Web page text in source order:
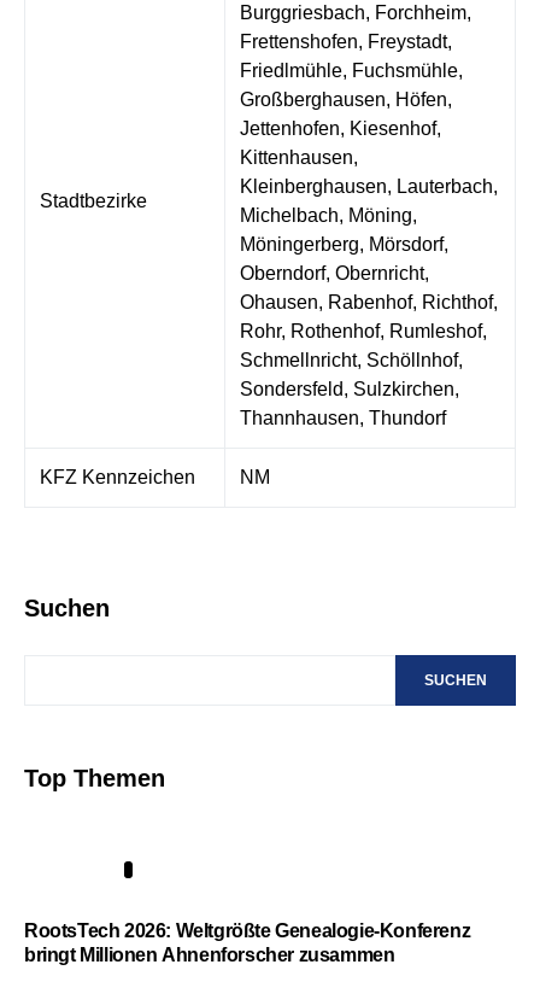
Stadtbezirke
Burggriesbach, Forchheim,
Frettenshofen, Freystadt,
Friedlmühle, Fuchsmühle,
Großberghausen, Höfen,
Jettenhofen, Kiesenhof,
Kittenhausen,
Kleinberghausen, Lauterbach,
Michelbach, Möning,
Möningerberg, Mörsdorf,
Oberndorf, Obernricht,
Ohausen, Rabenhof, Richthof,
Rohr, Rothenhof, Rumleshof,
Schmellnricht, Schöllnhof,
Sondersfeld, Sulzkirchen,
Thannhausen, Thundorf
KFZ Kennzeichen NM
Suchen
SUCHEN
Top Themen
RootsTech 2026: Weltgrößte Genealogie-Konferenz
bringt Millionen Ahnenforscher zusammen